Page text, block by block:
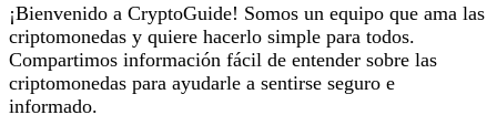
¡Bienvenido a CryptoGuide! Somos un equipo que ama las
criptomonedas y quiere hacerlo simple para todos.
Compartimos información fácil de entender sobre las
criptomonedas para ayudarle a sentirse seguro e
informado.